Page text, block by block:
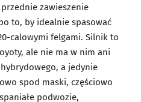
zawieszenie
to, by idealnie spasować
calowymi felgami. Silnik to
ale nie ma w nim ani
a jedynie
spod maski, częściowo
podwozie,